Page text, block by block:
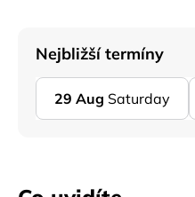
Nejbližší termíny
29 Aug Saturday